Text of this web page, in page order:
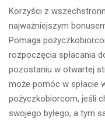
Korzyści z
najważniejszym
Pomaga
rozpoczęcia spłacania
pozostaniu w otwartej
może pomóc w spłacie
pożyczkobiorcom, jeśli
swojego byłego, a tym